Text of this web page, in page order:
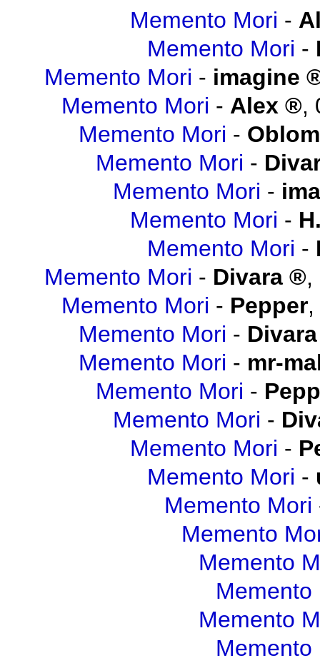
Memento Mori -
Memento Mori -
Memento Mori - imagine
Memento Mori - Alex ,
Memento Mori -
Memento Mori -
Memento Mori -
Memento Mori -
Memento Mori -
Memento Mori - Divara ,
Memento Mori - Pepper,
Memento Mori - Divara
Memento Mori - mr-
Memento Mori -
Memento Mori -
Memento Mori -
Memento Mori -
Memento Mori
Memento
Memento
Memento
Memento
Memento